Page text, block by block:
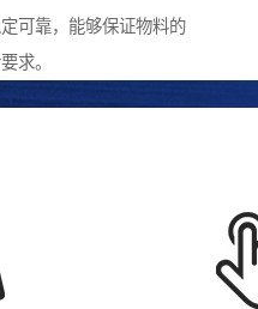
可靠，能够保证物料的
求。